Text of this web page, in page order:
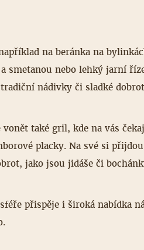
na beránka na
smetanou nebo lehký jarní
nádivky či sladké
vonět také gril, kde na vás
placky. Na své si
jako jsou jidáše či
přispěje i široká nabídka